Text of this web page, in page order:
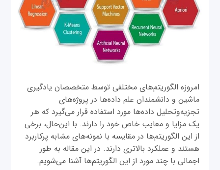
امروزه الگوریتم‌های مختلفی توسط متخصصان یادگیری
ماشین و دانشمندان علم داده‌ها در پروژه‌های
تجزیه‌وتحلیل داده‌ها مورد استفاده قرار می‌گیرد که هر
یک مزایا و معایب خاص خود را دارند. با این‌حال، برخی
از این الگوریتم‌ها در مقایسه با نمونه‌های مشابه پرکاربرد
هستند و عملکرد بالاتری دارند. در این مقاله به طور
اجمالی با چند مورد از این الگوریتم‌ها آشنا می‌شویم.